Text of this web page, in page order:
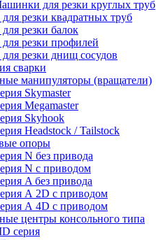
для резки круглых труб
резки квадратных труб
резки балок
резки профилей
резки днищ сосудов
сварки
манипуляторы (вращатели)
Skymaster
Megamaster
Skyhook
Headstock / Tailstock
опоры
N без привода
N с приводом
A без привода
А 2D с приводом
А 4D с приводом
центры консольного типа
серия